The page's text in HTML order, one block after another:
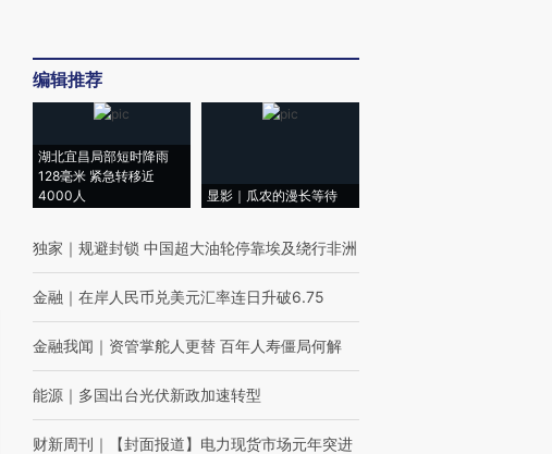
编辑推荐
湖北宜昌局部短时降雨
128毫米 紧急转移近
4000人
显影｜瓜农的漫长等待
独家 ｜ 规避封锁 中国超大油轮停靠埃及绕行非洲
金融 ｜ 在岸人民币兑美元汇率连日升破6.75
金融我闻 ｜ 资管掌舵人更替 百年人寿僵局何解
能源 ｜ 多国出台光伏新政加速转型
财新周刊 ｜ 【封面报道】电力现货市场元年突进